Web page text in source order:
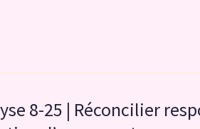
8-25 | Réconcilier